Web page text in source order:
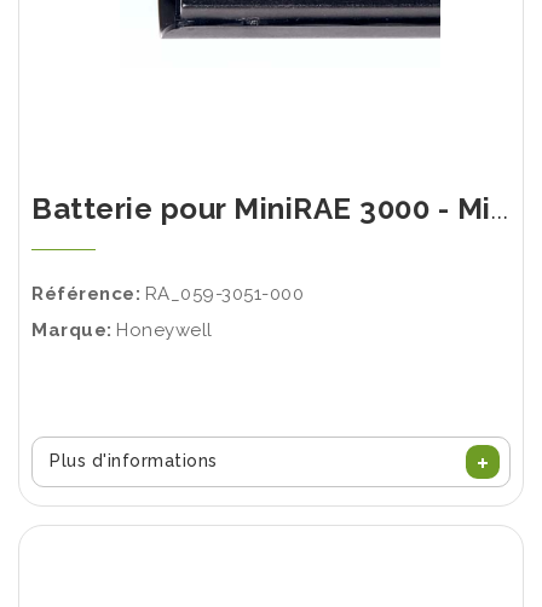
Batterie pour MiniRAE 3000 - MiniRAE Lite - PPB RAE 3000
Référence: RA_059-3051-000
Marque: Honeywell
Plus d'informations